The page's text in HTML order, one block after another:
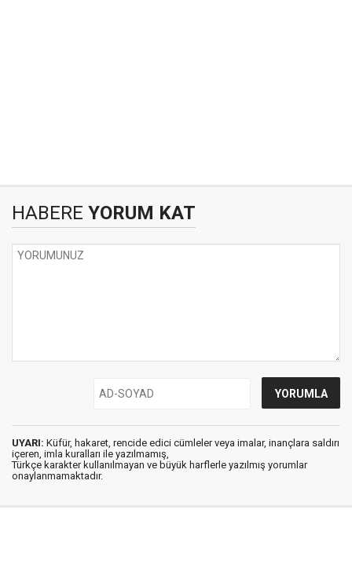
HABERE YORUM KAT
UYARI: Küfür, hakaret, rencide edici cümleler veya imalar, inançlara saldırı
içeren, imla kuralları ile yazılmamış,
Türkçe karakter kullanılmayan ve büyük harflerle yazılmış yorumlar
onaylanmamaktadır.